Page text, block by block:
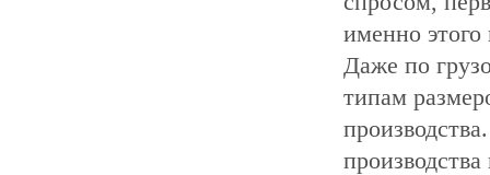
именно этого
Даже по
типам